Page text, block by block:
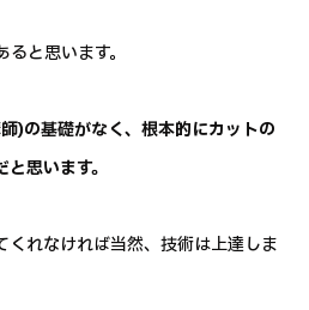
と思います。
)の基礎がなく、根本的にカットの
思います。
くれなければ当然、技術は上達しま